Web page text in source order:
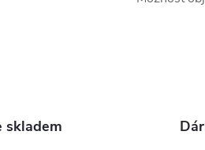
skladem